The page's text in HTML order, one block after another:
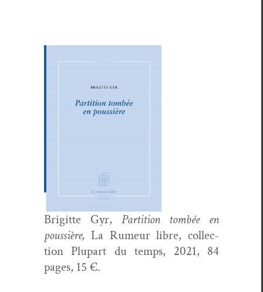
Brigitte Gyr, Par­ti­tion tombée en
pous­sière, La Rumeur libre, col­lec­
tion Plu­part du temps, 2021, 84
pages, 15 €.